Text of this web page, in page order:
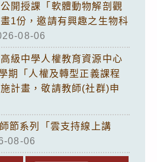
開授課「軟體動物解剖觀
1份，邀請有興趣之生物科
08-06
級中學人權教育資源中心
期「人權及轉型正義課程
計畫，敬請教師(社群)申
節系列「雲支持線上講
08-06